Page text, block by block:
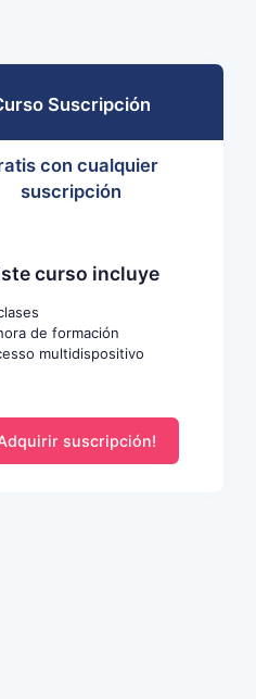
Suscripción
con cualquier
suscripción
curso incluye
de formación
multidispositivo
suscripción!